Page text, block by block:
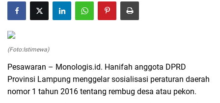
Susunan Redaksi
Pedoman Pemberitaan Media Siber
Nusantara
Galeri
(Foto:Istimewa)
Pesawaran – Monologis.id. Hanifah anggota DPRD
Provinsi Lampung menggelar sosialisasi peraturan daerah
nomor 1 tahun 2016 tentang rembug desa atau pekon.